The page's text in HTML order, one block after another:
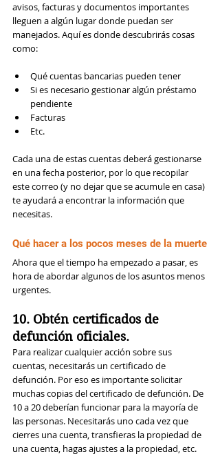
avisos, facturas y documentos importantes
lleguen a algún lugar donde puedan ser
manejados. Aquí es donde descubrirás cosas
como:
Qué cuentas bancarias pueden tener
Si es necesario gestionar algún préstamo
pendiente
Facturas
Etc.
Cada una de estas cuentas deberá gestionarse
en una fecha posterior, por lo que recopilar
este correo (y no dejar que se acumule en casa)
te ayudará a encontrar la información que
necesitas.
Qué hacer a los pocos meses de la muerte
Ahora que el tiempo ha empezado a pasar, es
hora de abordar algunos de los asuntos menos
urgentes.
10. Obtén certificados de
defunción oficiales.
Para realizar cualquier acción sobre sus
cuentas, necesitarás un certificado de
defunción. Por eso es importante solicitar
muchas copias del certificado de defunción. De
10 a 20 deberían funcionar para la mayoría de
las personas. Necesitarás uno cada vez que
cierres una cuenta, transfieras la propiedad de
una cuenta, hagas ajustes a la propiedad, etc.